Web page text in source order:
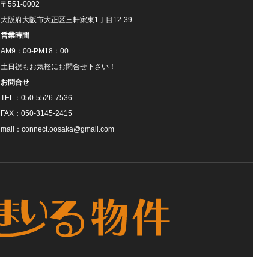
〒551-0002
大阪府大阪市大正区三軒家東1丁目12-39
営業時間
AM9：00‐PM18：00
土日祝もお気軽にお問合せ下さい！
お問合せ
TEL：050‐5526‐7536
FAX：050‐3145‐2415
mail：connect.oosaka@gmail.com